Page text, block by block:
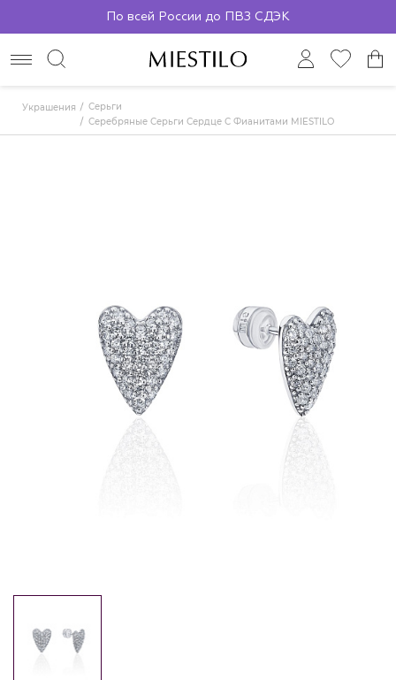
По всей России до ПВЗ СДЭК
Украшения
Серьги
Серебряные Серьги Сердце С Фианитами MIESTILO